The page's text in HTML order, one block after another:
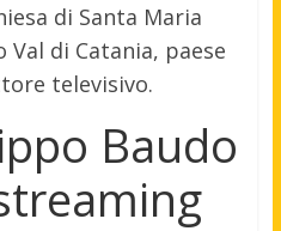
di Santa Maria
di Catania, paese
televisivo.
Baudo